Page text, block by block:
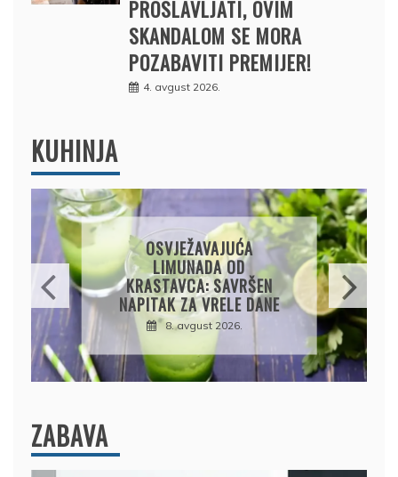
PROSLAVLJATI, OVIM
SKANDALOM SE MORA
POZABAVITI PREMIJER!
4. avgust 2026.
KUHINJA
KROMPIRUŠA IZLIVAČA:
JEDNOSTAVNA PITA BEZ
KORA, HRSKAVA I
UKUSNA
8. avgust 2026.
ZABAVA